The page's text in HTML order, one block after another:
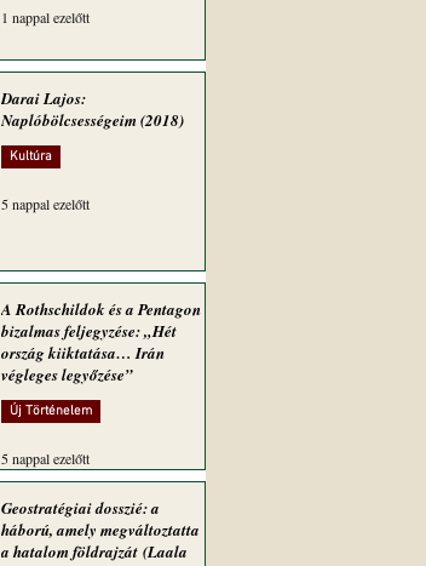
1 nappal ezelőtt
Darai Lajos:
Naplóbölcsességeim (2018)
Kultúra
5 nappal ezelőtt
A Rothschildok és a Pentagon
bizalmas feljegyzése: „Hét
ország kiiktatása… Irán
végleges legyőzése”
Új Történelem
5 nappal ezelőtt
Geostratégiai dosszié: a
háború, amely megváltoztatta
a hatalom földrajzát (Laala